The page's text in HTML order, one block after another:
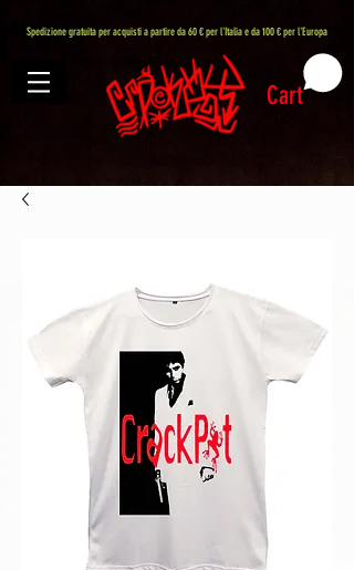
Spedizione gratuita per acquisti a partire da 60 € per l'Italia e da 100 € per l'Europa
Cart